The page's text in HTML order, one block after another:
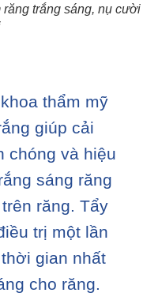
trắng sáng, nụ
thẩm mỹ
giúp cải
chóng và hiệu
sáng răng
răng. Tẩy
trị một lần
gian nhất
cho răng.